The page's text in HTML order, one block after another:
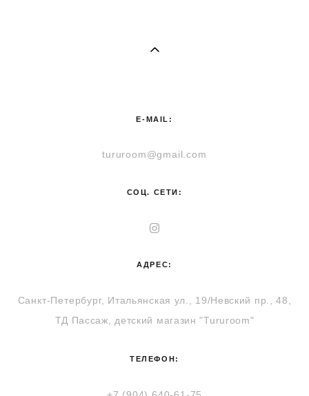
E-MAIL:
tururoom@gmail.com
СОЦ. СЕТИ:
АДРЕС:
Санкт-Петербург, Итальянская ул., 19/Невский пр., 48,
ТД Пассаж, детский магазин "Tururoom"
ТЕЛЕФОН: